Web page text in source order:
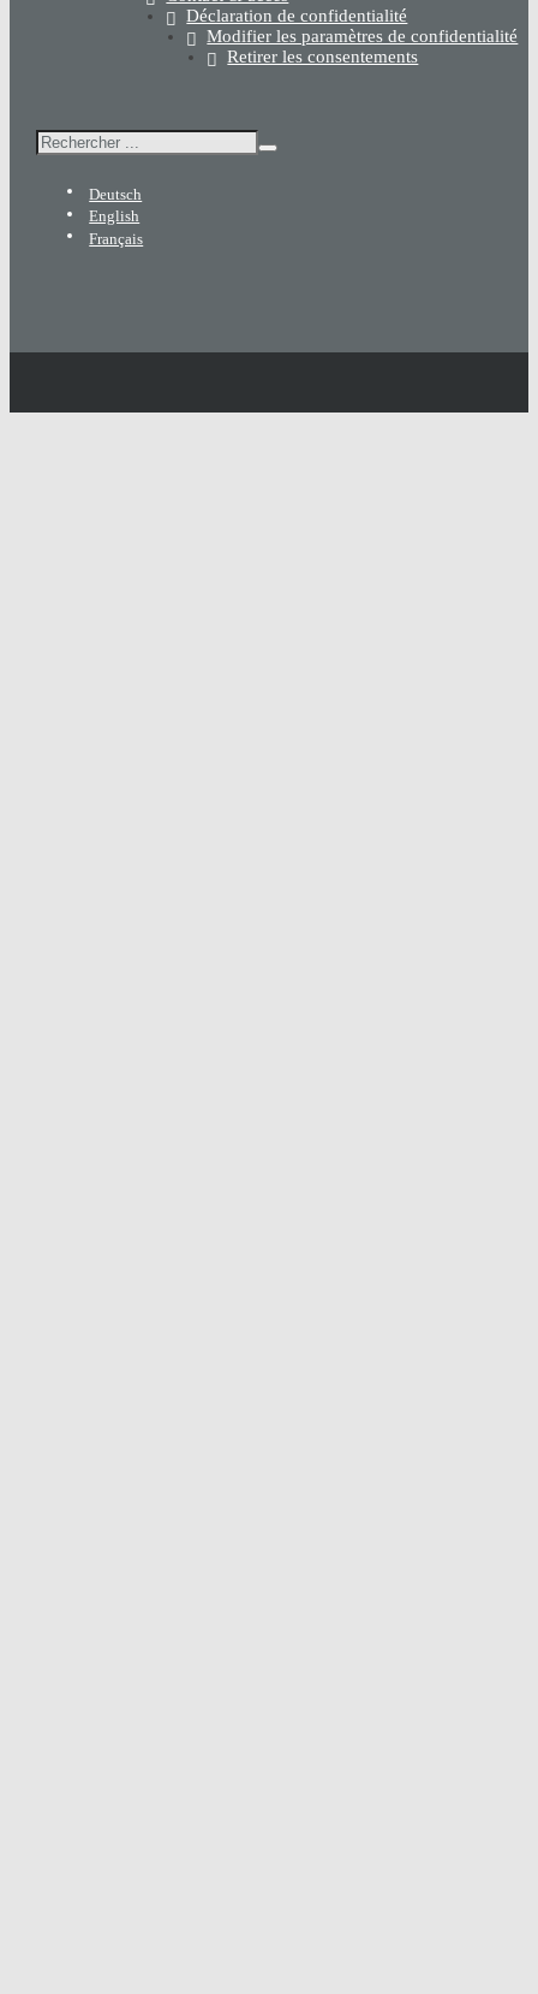
Déclaration de confidentialité
Modifier les paramètres de confidentialité
Retirer les consentements
Rechercher
Deutsch
English
Français